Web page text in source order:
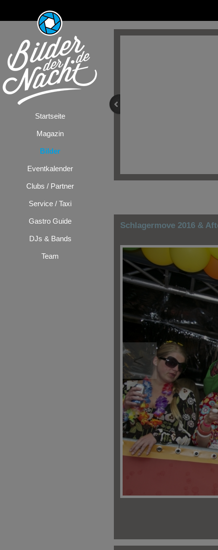
Startseite
Magazin
Bilder
Eventkalender
Clubs / Partner
Service / Taxi
Gastro Guide
DJs & Bands
Team
Schlagermove 2016 &
<